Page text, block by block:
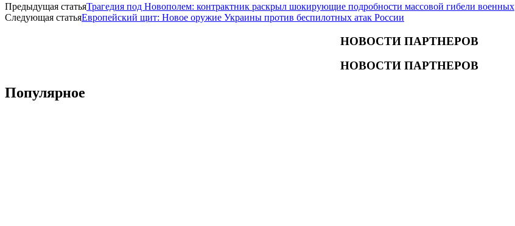
Предыдущая статьяТрагедия под Новополем: контрактник раскрыл шокирующие подробности массовой гибели военных
Следующая статьяЕвропейский щит: Новое оружие Украины против беспилотных атак России
НОВОСТИ ПАРТНЕРОВ
НОВОСТИ ПАРТНЕРОВ
Популярное